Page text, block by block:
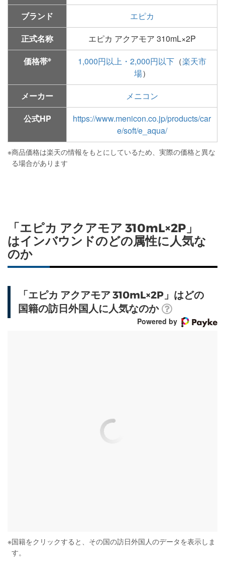
ブランド
エピカ
正式名称
エピカ アクアモア 310mL×2P
価格帯※ 1,000円以上・2,000円以下（楽天市
場）
メーカー
メニコン
公式HP
https://www.menicon.co.jp/products/car
e/soft/e_aqua/
※商品価格は楽天の情報をもとにしているため、実際の価格と異な
る場合があります
「エピカ アクアモア 310mL×2P」
はインバウンドのどの属性に人気な
のか
「エピカ アクアモア 310mL×2P」はどの
国籍の訪日外国人に人気なのか
Powered by
※国籍をクリックすると、その国の訪日外国人のデータを表示しま
す。